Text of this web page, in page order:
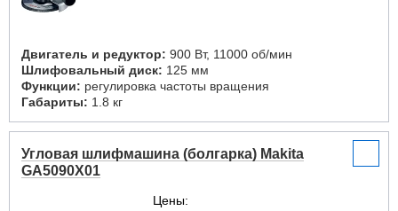
Двигатель и редуктор: 900 Вт, 11000 об/мин
Шлифовальный диск: 125 мм
Функции: регулировка частоты вращения
Габариты: 1.8 кг
Угловая шлифмашина (болгарка) Makita
GA5090X01
Цены: